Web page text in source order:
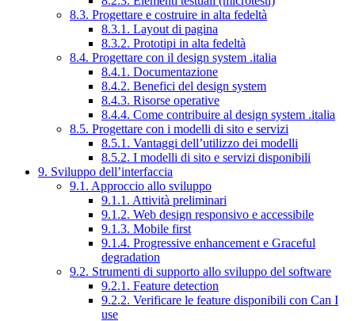
8.3. Progettare e costruire in alta fedeltà
8.3.1. Layout di pagina
8.3.2. Prototipi in alta fedeltà
8.4. Progettare con il design system .italia
8.4.1. Documentazione
8.4.2. Benefici del design system
8.4.3. Risorse operative
8.4.4. Come contribuire al design system .italia
8.5. Progettare con i modelli di sito e servizi
8.5.1. Vantaggi dell’utilizzo dei modelli
8.5.2. I modelli di sito e servizi disponibili
9. Sviluppo dell’interfaccia
9.1. Approccio allo sviluppo
9.1.1. Attività preliminari
9.1.2. Web design responsivo e accessibile
9.1.3. Mobile first
9.1.4. Progressive enhancement e Graceful
degradation
9.2. Strumenti di supporto allo sviluppo del software
9.2.1. Feature detection
9.2.2. Verificare le feature disponibili con Can I
use